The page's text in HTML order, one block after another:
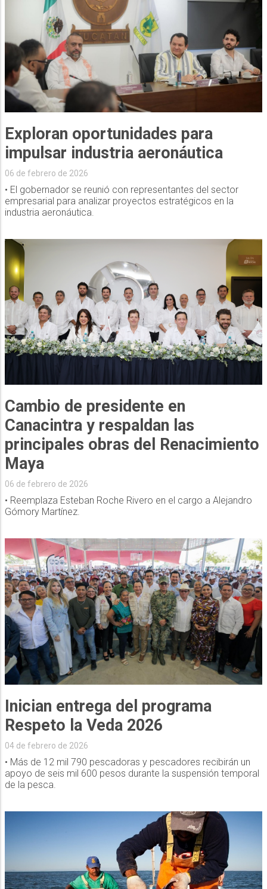
Exploran oportunidades para
impulsar industria aeronáutica
06 de febrero de 2026
• El gobernador se reunió con representantes del sector
empresarial para analizar proyectos estratégicos en la
industria aeronáutica.
Cambio de presidente en
Canacintra y respaldan las
principales obras del Renacimiento
Maya
06 de febrero de 2026
• Reemplaza Esteban Roche Rivero en el cargo a Alejandro
Gómory Martínez.
Inician entrega del programa
Respeto la Veda 2026
04 de febrero de 2026
• Más de 12 mil 790 pescadoras y pescadores recibirán un
apoyo de seis mil 600 pesos durante la suspensión temporal
de la pesca.